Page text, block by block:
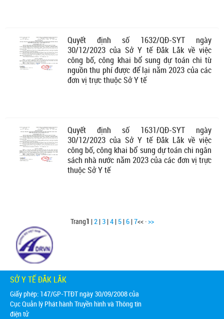
Quyết định số 1632/QĐ-SYT ngày
30/12/2023 của Sở Y tế Đắk Lắk về việc
công bố, công khai bổ sung dự toán chi từ
nguồn thu phí được để lại năm 2023 của các
đơn vị trực thuộc Sở Y tế
Quyết định số 1631/QĐ-SYT ngày
30/12/2023 của Sở Y tế Đắk Lắk về việc
công bố, công khai bổ sung dự toán chi ngân
sách nhà nước năm 2023 của các đơn vị trực
thuộc Sở Y tế
Trang1 | 2| 3| 4| 5| 6| 7<< ·>>
SỞ Y TẾ ĐẮK LẮK
Giấy phép: 147/GP-TTĐT ngày 30/09/2008 của
Cục Quản lý Phát hành Truyền hình và Thông tin
điện tử